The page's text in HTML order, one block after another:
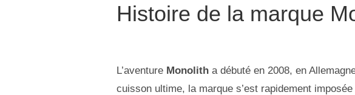
Histoire de la marque
L’aventure Monolith a débuté en 2008, en
cuisson ultime, la marque s’est rapidement